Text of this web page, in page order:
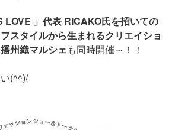
LOVE 」代表 RICAKO氏を招いての
フスタイルから生まれるクリエイショ
播州織マルシェも同時開催～！！
(^^)/